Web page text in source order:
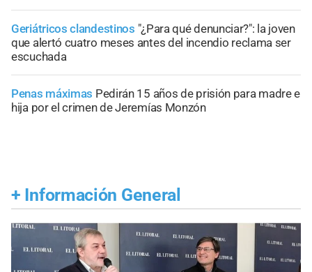
Geriátricos clandestinos "¿Para qué denunciar?": la joven
que alertó cuatro meses antes del incendio reclama ser
escuchada
Penas máximas Pedirán 15 años de prisión para madre e
hija por el crimen de Jeremías Monzón
+ Información General